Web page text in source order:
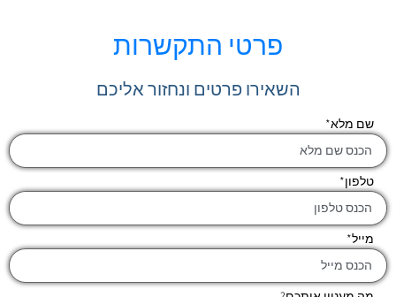
פרטי התקשרות
השאירו פרטים ונחזור אליכם
שם מלא*
טלפון*
מייל*